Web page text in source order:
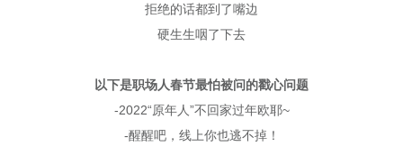
拒绝的话都到了嘴边
硬生生咽了下去
以下是职场人春节最怕被问的戳心问题
-2022“原年人”不回家过年欧耶~
-醒醒吧，线上你也逃不掉！